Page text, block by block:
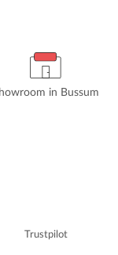
in Bussum
Trustpilot